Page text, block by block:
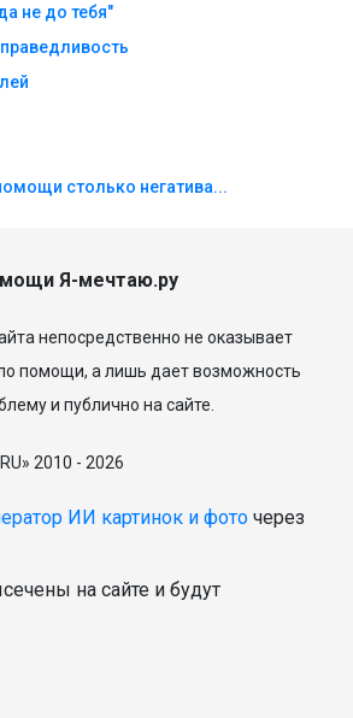
не до тебя"
столько негатива...
Я-мечтаю.ру
непосредственно не оказывает
помощи, а лишь дает возможность
и публично на сайте.
2010 - 2026
ИИ картинок и фото через
на сайте и будут